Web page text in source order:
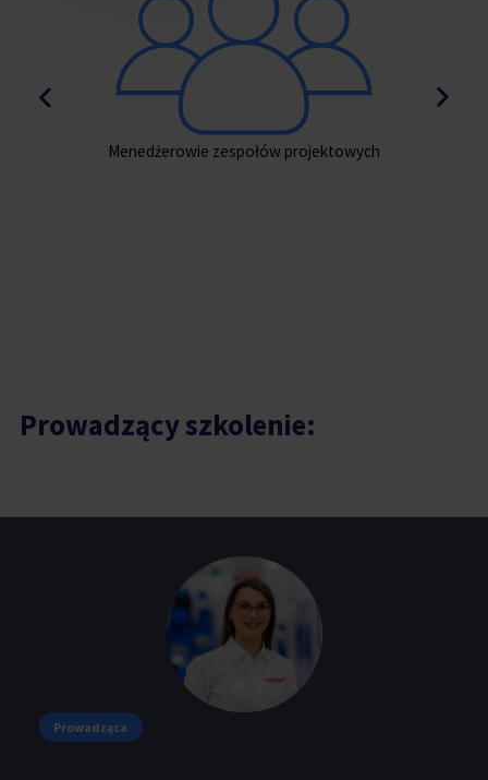
Menedżerowie zespołów projektowych
Prowadzący szkolenie:
Prowadząca